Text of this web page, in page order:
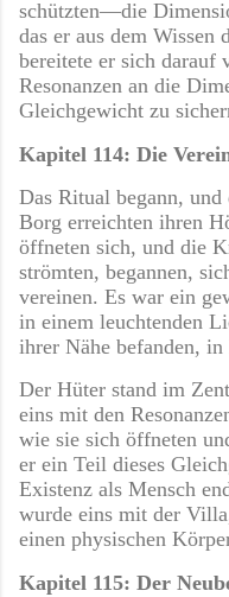
schützten—die
das er aus dem Wissen
bereitete er sich
Resonanzen an die
Gleichgewicht zu
Kapitel 114: Die
Das Ritual begann,
Borg erreichten ihren
öffneten sich, und die
strömten, begannen,
vereinen. Es war ein
in einem leuchtenden
ihrer Nähe befanden,
Der Hüter stand im
eins mit den
wie sie sich öffneten
er ein Teil dieses
Existenz als Mensch
wurde eins mit der
einen physischen
Kapitel 115: Der